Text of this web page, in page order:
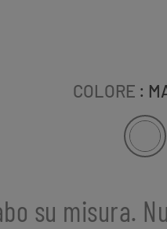
COLORE :
su misura.